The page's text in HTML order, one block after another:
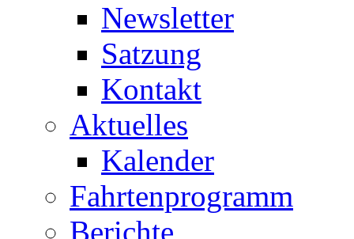
Newsletter
Satzung
Kontakt
Aktuelles
Kalender
Fahrtenprogramm
Berichte